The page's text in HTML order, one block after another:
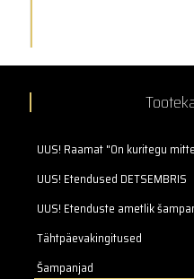
UUS! Raamat "On kuritegu
UUS! Etendused DETSEMBRIS
UUS! Etenduste ametlik
Tähtpäevakingitused
Šampanjad